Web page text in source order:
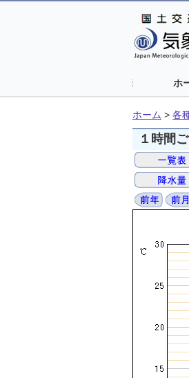
ホ
ホーム > 各
１時間